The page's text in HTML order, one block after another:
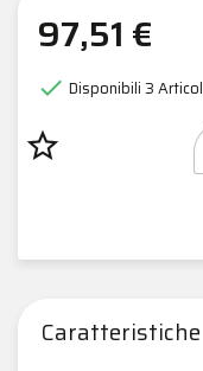
97,51 €
 Disponibili3
star_border
Caratteristiche